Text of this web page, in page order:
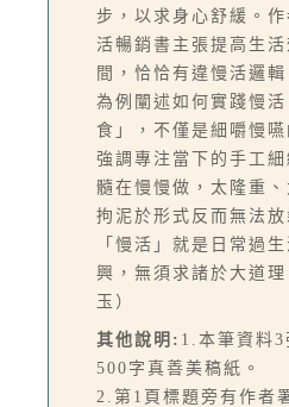
步，以求身心舒緩。
活暢銷書主張提高生
間，恰恰有違慢活邏輯
為例闡述如何實踐慢活
食」，不僅是細嚼慢
強調專注當下的手工
髓在慢慢做，太隆重
拘泥於形式反而無法放
「慢活」就是日常過
興，無須求諸於大道
玉）
其他說明: 1.本筆資料3
500字真善美稿紙。
2.第1頁標題旁有作者